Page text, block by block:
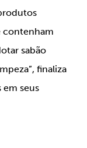
contenham
sabão
finaliza
em seus